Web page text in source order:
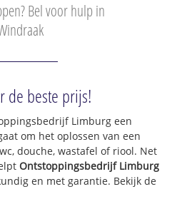
Bel voor hulp in
de beste prijs!
Limburg een
om het oplossen van een
douche, wastafel of riool. Net
Ontstoppingsbedrijf Limburg
en met garantie. Bekijk de